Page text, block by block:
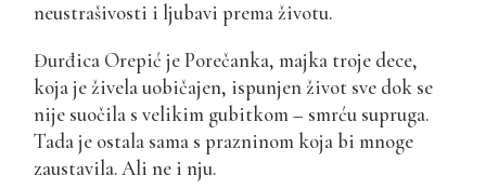
neustrašivosti i ljubavi prema životu.
Đurđica Orepić je Porečanka, majka troje dece,
koja je živela uobičajen, ispunjen život sve dok se
nije suočila s velikim gubitkom – smrću supruga.
Tada je ostala sama s prazninom koja bi mnoge
zaustavila. Ali ne i nju.